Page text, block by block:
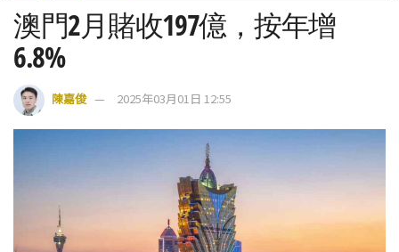
澳門2月賭收197億，按年增
6.8%
陳嘉俊 2025年03月01日 12:55